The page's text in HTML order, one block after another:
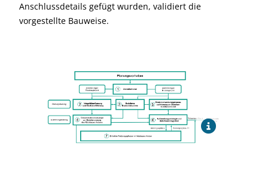
Anschlussdetails gefügt wurden, validiert die
vorgestellte Bauweise.